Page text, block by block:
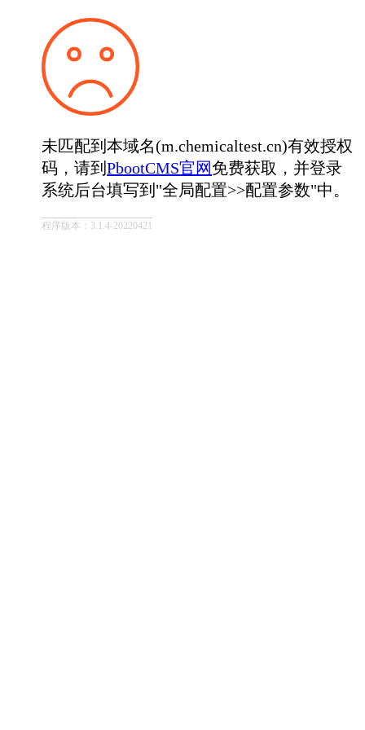
未匹配到本域名(m.chemicaltest.cn)有效授权
码，请到PbootCMS官网免费获取，并登录
系统后台填写到"全局配置>>配置参数"中。
程序版本：3.1.4-20220421